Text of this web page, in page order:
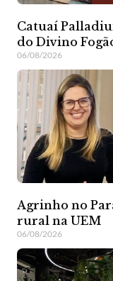
Catuaí
do Divino
06/08/2026
Agrinho no
rural na UEM
06/08/2026